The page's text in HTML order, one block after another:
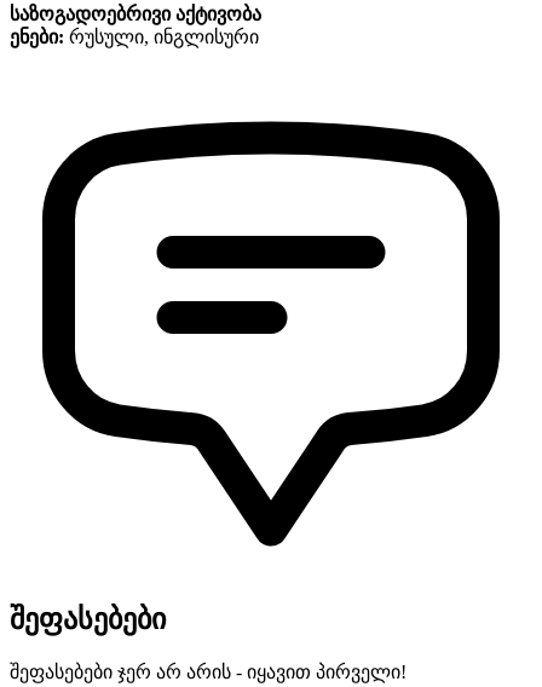
საზოგადოებრივი აქტივობა
ენები: რუსული, ინგლისური
შეფასებები
შეფასებები ჯერ არ არის - იყავით პირველი!